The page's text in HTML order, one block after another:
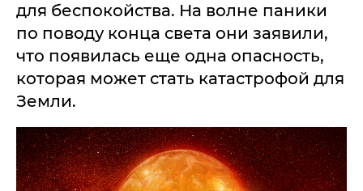
для беспокойства. На волне паники
по поводу конца света они заявили,
что появилась еще одна опасность,
которая может стать катастрофой для
Земли.